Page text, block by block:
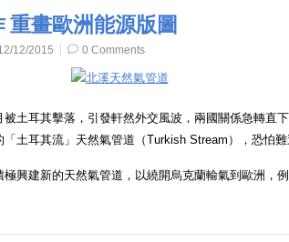
重畫歐洲能源版圖
12/2015 0 Comments
被土耳其擊落，引發軒然外交風波，兩國關係急轉直
土耳其流」天然氣管道（Turkish Stream），恐怕難
極興建新的天然氣管道，以繞開烏克蘭輸氣到歐洲，